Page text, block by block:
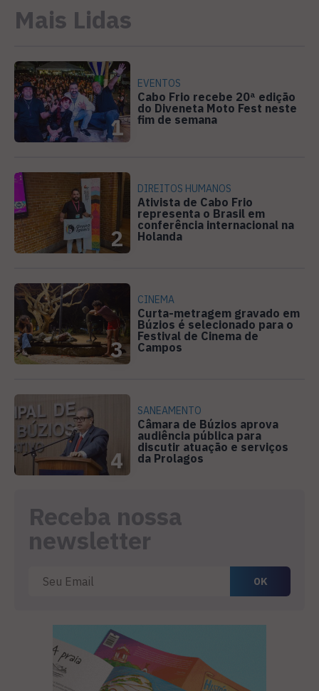
Mais Lidas
1
EVENTOS
Cabo Frio recebe 20ª edição
do Diveneta Moto Fest neste
fim de semana
2
DIREITOS HUMANOS
Ativista de Cabo Frio
representa o Brasil em
conferência internacional na
Holanda
3
CINEMA
Curta-metragem gravado em
Búzios é selecionado para o
Festival de Cinema de
Campos
4
SANEAMENTO
Câmara de Búzios aprova
audiência pública para
discutir atuação e serviços
da Prolagos
Receba nossa
newsletter